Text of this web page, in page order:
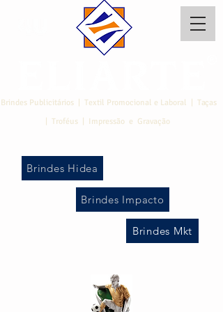
Brindes Publicitários | Textil Promocional e Laboral | Taças
| Troféus | Impressão e Gravação
Brindes Hidea
Brindes Impacto
Brindes Mkt